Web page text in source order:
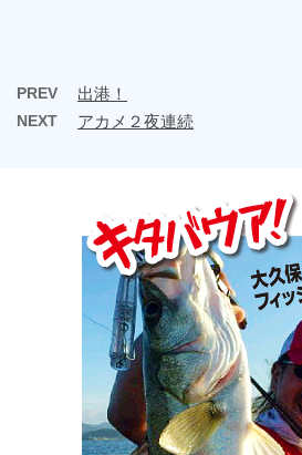
PREV 出港！
NEXT アカメ２夜連続